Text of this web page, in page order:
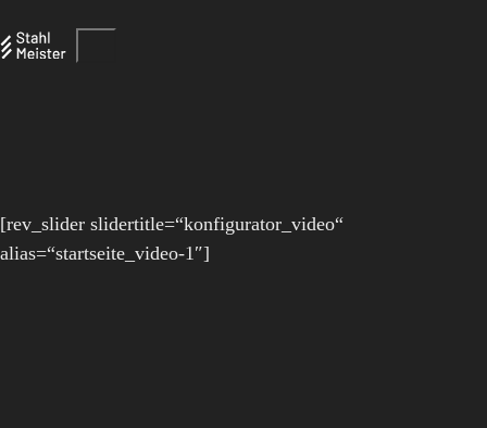
[rev_slider slidertitle=“konfigurator_video“
alias=“startseite_video-1″]